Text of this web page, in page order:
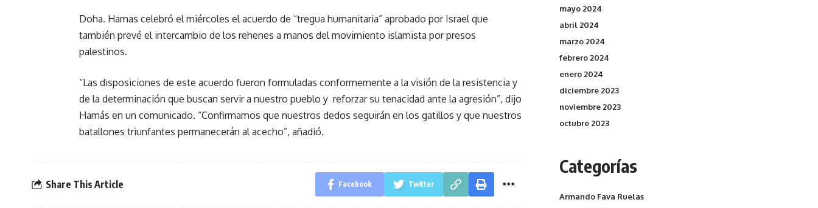
Doha. Hamas celebró el miércoles el acuerdo de “tregua humanitaria” aprobado por Israel que
también prevé el intercambio de los rehenes a manos del movimiento islamista por presos
palestinos.
“Las disposiciones de este acuerdo fueron formuladas conformemente a la visión de la resistencia y
de la determinación que buscan servir a nuestro pueblo y reforzar su tenacidad ante la agresión”, dijo
Hamás en un comunicado. “Confirmamos que nuestros dedos seguirán en los gatillos y que nuestros
batallones triunfantes permanecerán al acecho”, añadió.
Share This Article Facebook Twitter
mayo 2024
abril 2024
marzo 2024
febrero 2024
enero 2024
diciembre 2023
noviembre 2023
octubre 2023
Categorías
Armando Fava Ruelas